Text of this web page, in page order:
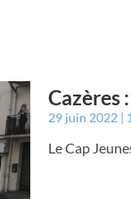
Cazères
29 juin 2022
Le Cap